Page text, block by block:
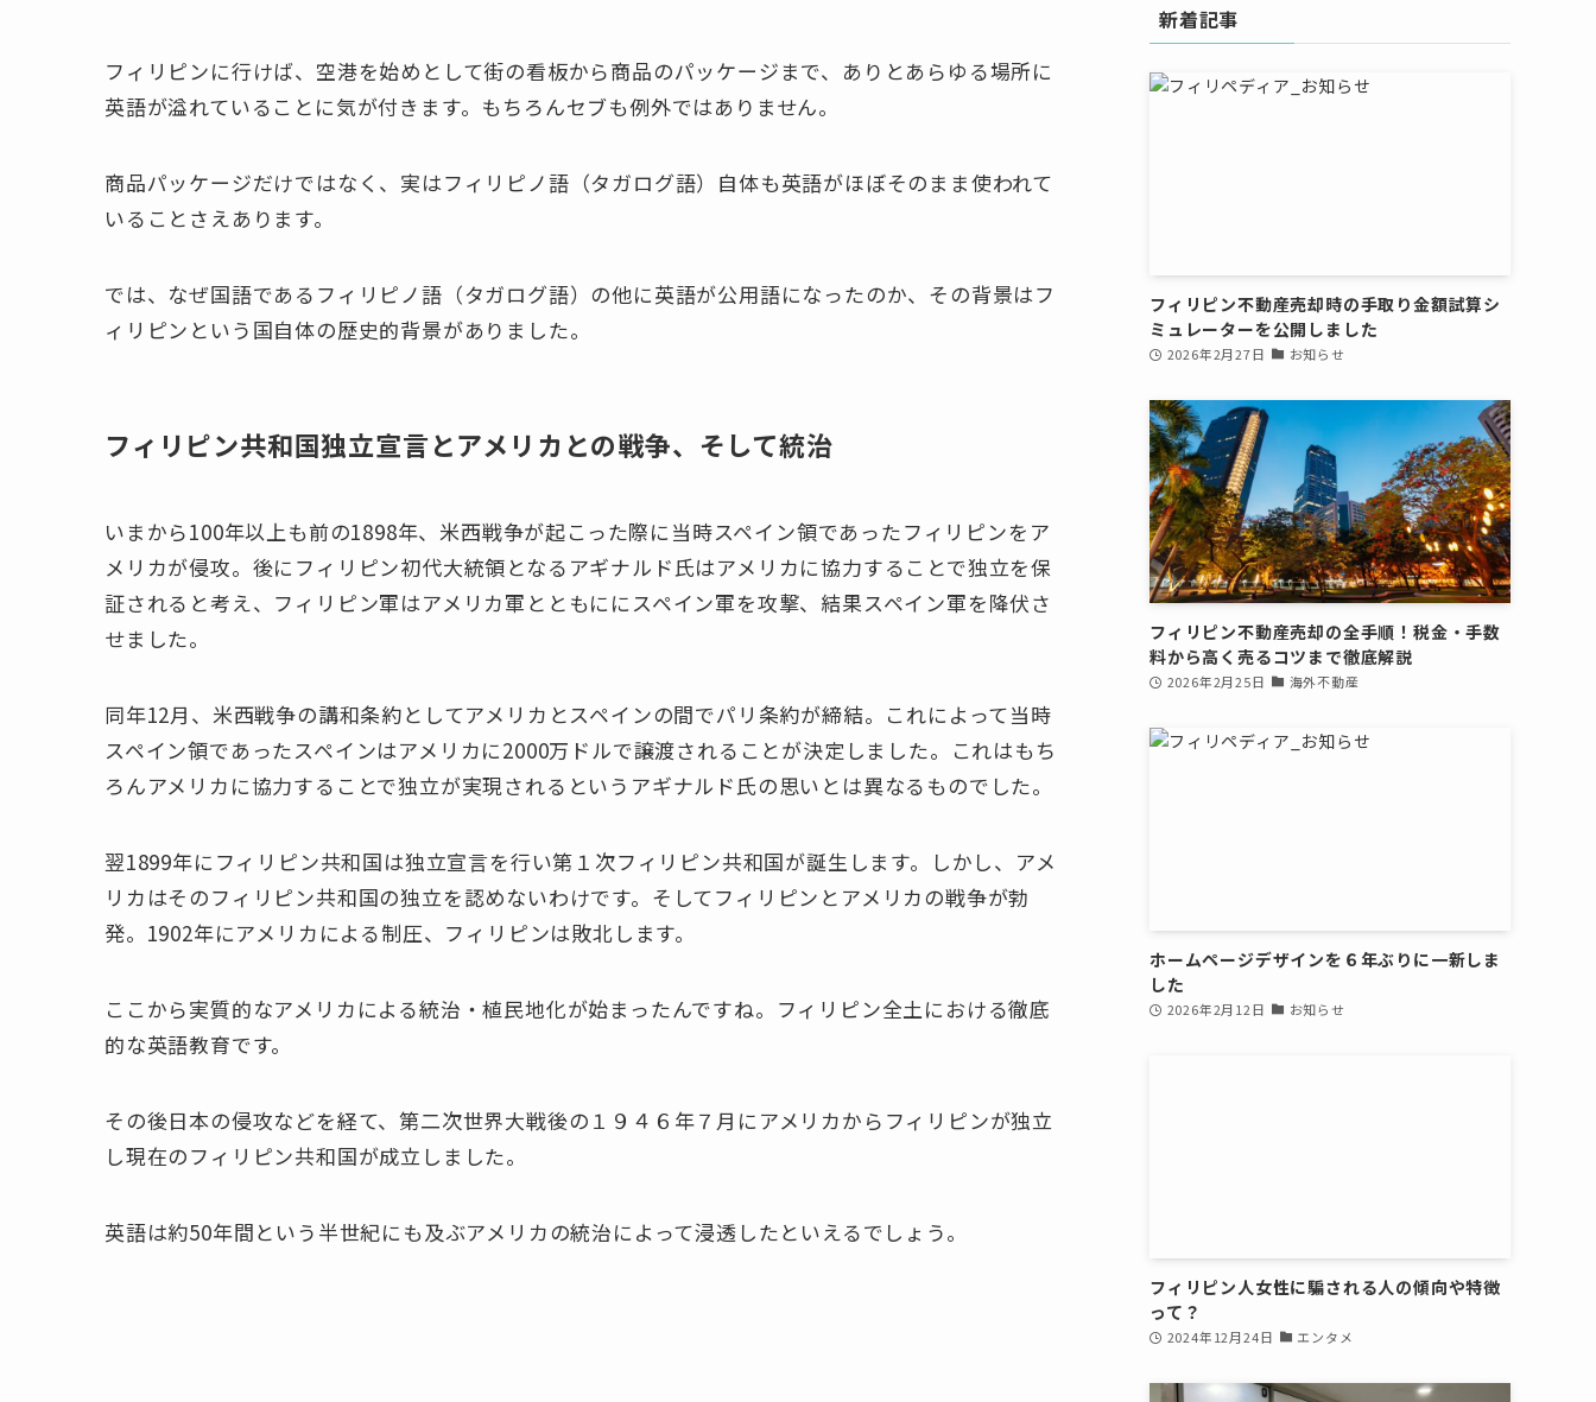
フィリピンに行けば、空港を始めとして街の看板から商品のパッケージまで、ありとあらゆる場所に
英語が溢れていることに気が付きます。もちろんセブも例外ではありません。
商品パッケージだけではなく、実はフィリピノ語（タガログ語）自体も英語がほぼそのまま使われて
いることさえあります。
では、なぜ国語であるフィリピノ語（タガログ語）の他に英語が公用語になったのか、 その背景はフ
ィリピンという国自体の歴史的背景がありました。
フィリピン共和国独立宣言とアメリカとの戦争、そして統治
いまから100年以上も前の1898年、米西戦争が起こった際に当時スペイン領であったフィリピンをア
メリカが侵攻。後にフィリピン初代大統領となるアギナルド氏はアメリカに協力することで独立を保
証されると考え、フィリピン軍はアメリカ軍とともににスペイン軍を攻撃、結果スペイン軍を降伏さ
せました。
同年12月、米西戦争の講和条約としてアメリカとスペインの間でパリ条約が締結。これによって当時
スペイン領であったスペインはアメリカに2000万ドルで譲渡されることが決定しました。これはもち
ろんアメリカに協力することで独立が実現されるというアギナルド氏の思いとは異なるものでした。
翌1899年にフィリピン共和国は独立宣言を行い第１次フィリピン共和国が誕生します。しかし、アメ
リカはそのフィリピン共和国の独立を認めないわけです。そしてフィリピンとアメリカの戦争が勃
発。1902年にアメリカによる制圧、フィリピンは敗北します。
ここから実質的なアメリカによる統治・植民地化が始まったんですね。フィリピン全土における徹底
的な英語教育です。
その後日本の侵攻などを経て、第二次世界大戦後の１９４６年７月にアメリカからフィリピンが独立
し現在のフィリピン共和国が成立しました。
英語は約50年間という半世紀にも及ぶアメリカの統治によって浸透したといえるでしょう。
新着記事
フィリピン不動産売却時の手取り金額試算シ
ミュレーターを公開しました
2026年2月27日 お知らせ
フィリピン不動産売却の全手順！税金・手数
料から高く売るコツまで徹底解説
2026年2月25日 海外不動産
ホームページデザインを６年ぶりに一新しま
した
2026年2月12日 お知らせ
フィリピン人女性に騙される人の傾向や特徴
って？
2024年12月24日 エンタメ